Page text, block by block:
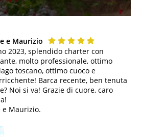
e Maurizio
2023, splendido charter con
molto professionale, ottimo
toscano, ottimo cuoco e
Barca recente, ben tenuta
Noi si va! Grazie di cuore, caro
e Maurizio.